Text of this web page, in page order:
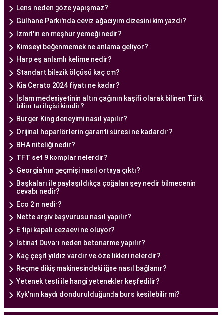
güvenli hale getirir.
Ankara Tüp Bebek Merkezi, hasta odaklı hizmet
anlayışı ve etik prensipler çerçevesinde, çiftlere
sağlıklı bir gebelik yaşama şansı tanıyan kapsamlı
bir tüp bebek hizmeti sunar.
Ankara Tüp Bebek Doktoru
Tüp bebek tedavisi, uzman bir ekibin liderliğinde
ve deneyimli bir doktorun rehberliğinde
yürütülmesi gereken bir süreçtir. Ankara Tüp
Bebek Merkezi'nde görev alan uzman tüp bebek
doktoru, çiftlere kapsamlı bir yaklaşımla tedavi
sunar.
Ankara Tüp Bebek Doktoru, tüp bebek tedavisi
sürecinde çiftlere rehberlik eder ve tedavinin her
aşamasında destek sağlar. Çiftin tıbbi geçmişini
değerlendirir, bireysel durumlarını analiz eder ve
en uygun tedavi planını oluşturur. Tedavi
sürecinde çiftlere duygusal destek sağlamak da
doktorun önemli görevlerinden biridir.
Uzman tüp bebek doktoru, Ankara Tüp Bebek
Merkezi'nde kullanılan en son teknolojiyi ve
bilimsel yöntemleri takip ederek, çiftlere en iyi
Lens neden göze yapışmaz?
Gülhane Parkı'nda ceviz ağacıyım dizesini kim yazdı?
İzmit'in en meşhur yemeği nedir?
Kimseyi beğenmemek ne anlama geliyor?
Harp eş anlamlı kelime nedir?
Standart bilezik ölçüsü kaç cm?
Kia Cerato 2024 fiyatı ne kadar?
İslam medeniyetinin altın çağının kaşifi olarak bilinen Türk
bilim tarihçisi kimdir?
Burger King deneyimi nasıl yapılır?
Orijinal hoparlörlerin garanti süresi ne kadardır?
BHA niteliği nedir?
TFT set 9 komplar nelerdir?
Georgia'nın geçmişi nasıl ortaya çıktı?
Başkaları ile paylaşıldıkça çoğalan şey nedir bilmecenin
cevabı nedir?
Eco 2 n nedir?
Nette arşiv başvurusu nasıl yapılır?
E tipi kapalı cezaevi ne oluyor?
İstinat Duvarı neden betonarme yapılır?
Kaç çeşit yıldız vardır ve özellikleri nelerdir?
Reçme dikiş makinesindeki iğne nasıl bağlanır?
Yetenek testi ile hangi yetenekler keşfedilir?
Kyk'nın kaydı dondurulduğunda burs kesilebilir mi?